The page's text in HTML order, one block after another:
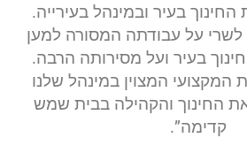
בעיר ובמינהל בעירייה.
על עבודתה המסורה למען
בעיר ועל מסירותה הרבה.
המקצועי המצוין במינהל שלנו
את החינוך והקהילה בבית שמש
קדימה”.